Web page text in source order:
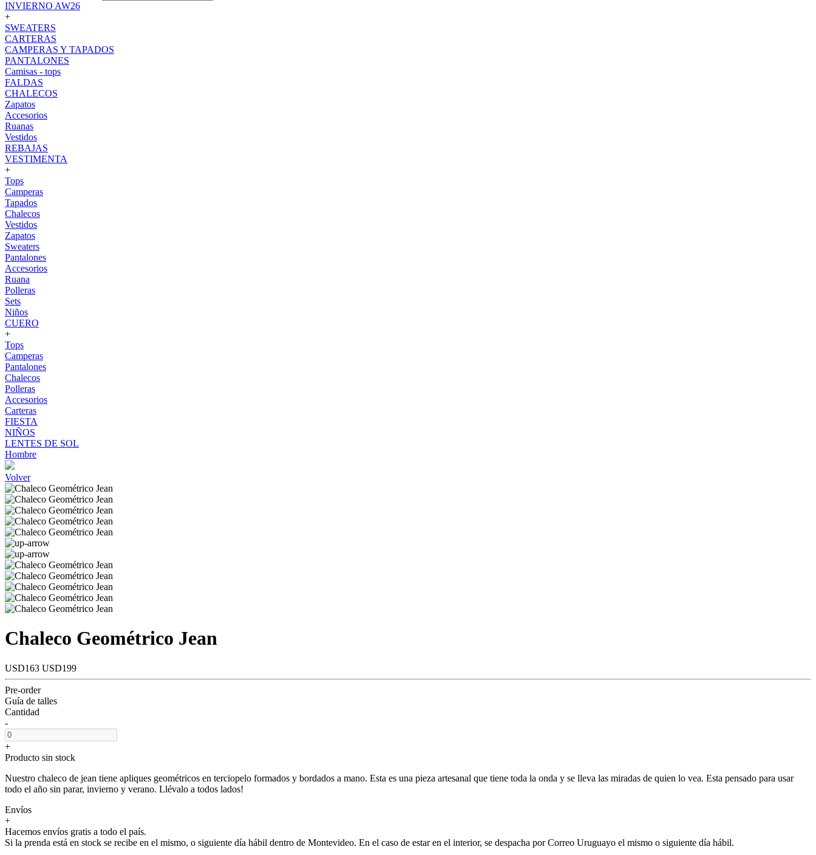
INVIERNO AW26
+
SWEATERS
CARTERAS
CAMPERAS Y TAPADOS
PANTALONES
Camisas - tops
FALDAS
CHALECOS
Zapatos
Accesorios
Ruanas
Vestidos
REBAJAS
VESTIMENTA
+
Tops
Camperas
Tapados
Chalecos
Vestidos
Zapatos
Sweaters
Pantalones
Accesorios
Ruana
Polleras
Sets
Niños
CUERO
+
Tops
Camperas
Pantalones
Chalecos
Polleras
Accesorios
Carteras
FIESTA
NIÑOS
LENTES DE SOL
Hombre
Volver
Chaleco Geométrico Jean
USD163 USD199
Pre-order
Guía de talles
Cantidad
-
+
Producto sin stock
Nuestro chaleco de jean tiene apliques geométricos en terciopelo formados y bordados a mano. Esta es una pieza artesanal que tiene toda la onda y se lleva las miradas de quien lo vea. Esta pensado para usar
todo el año sin parar, invierno y verano. Llévalo a todos lados!
Envíos
+
Hacemos envíos gratis a todo el país.
Si la prenda está en stock se recibe en el mismo, o siguiente día hábil dentro de Montevideo. En el caso de estar en el interior, se despacha por Correo Uruguayo el mismo o siguiente día hábil.